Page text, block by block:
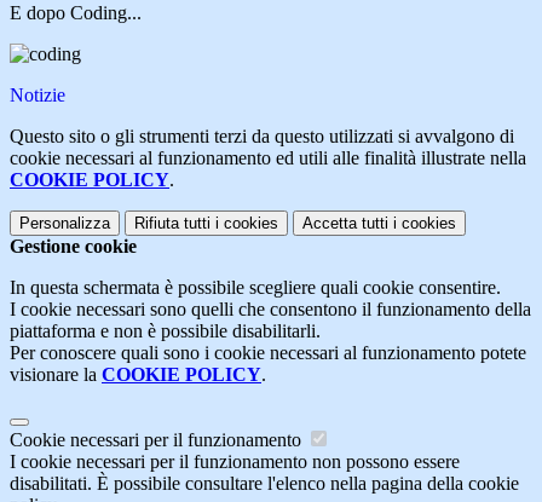
E dopo Coding...
Notizie
Questo sito o gli strumenti terzi da questo utilizzati si avvalgono di
cookie necessari al funzionamento ed utili alle finalità illustrate nella
COOKIE POLICY.
Personalizza Rifiuta tutti i cookies Accetta tutti i cookies
Gestione cookie
In questa schermata è possibile scegliere quali cookie consentire.
I cookie necessari sono quelli che consentono il funzionamento della
piattaforma e non è possibile disabilitarli.
Per conoscere quali sono i cookie necessari al funzionamento potete
visionare la COOKIE POLICY.
Cookie necessari per il funzionamento
I cookie necessari per il funzionamento non possono essere
disabilitati. È possibile consultare l'elenco nella pagina della cookie